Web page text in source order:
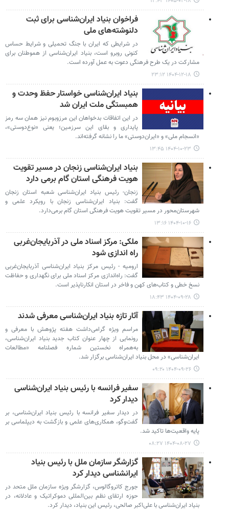
فراخوان بنیاد ایران‌شناسی برای ثبت
دلنوشته‌های ملی
در شرایطی که ایران با جنگ تحمیلی و شرایط حساس
کنونی روبرو است، بنیاد ایران‌شناسی از هموطنان برای
مشارکت در یک طرح فرهنگی دعوت به عمل آورده است.
۱۴۰۴-۱۲-۱۸ ۲۳:۱۲
بنیاد ایران‌شناسی خواستار حفظ وحدت و
همبستگی ملت ایران شد
در این اتفاقات بدخواهان این مرزوبوم نیز همان سه رمز
پایداری و بقای این سرزمین؛ یعنی «نوع‌دوستی»،
«انسجام ملی» و «ایران‌دوستی» ما را نشانه گرفته‌اند.
۱۴۰۴-۱۰-۲۳ ۱۳:۴۵
بنیاد ایران‌شناسی زنجان در مسیر تقویت
هویت فرهنگی استان گام برمی دارد
زنجان- رئیس بنیاد ایران‌شناسی شعبه استان زنجان
گفت: بنیاد ایران‌شناسی زنجان با رویکرد علمی و
شهرستان‌محور در مسیر تقویت هویت فرهنگی استان گام برمی‌دارد.
۱۴۰۴-۱۰-۱۶ ۱۳:۱۶
ملکی: مرکز اسناد ملی در آذربایجان‌غربی
راه اندازی شود
ارومیه - رئیس مرکز بنیاد ایران‌شناسی آذربایجان‌غربی
گفت: راه‌اندازی مرکز اسناد ملی برای نگهداری و حفاظت
نسخ خطی و کتاب‌های کهن و فاخر در استان انکارناپذیر است.
۱۴۰۴-۰۹-۲۸ ۱۸:۴۳
آثار تازه بنیاد ایران‌شناسی معرفی شدند
مراسم ویژه گرامی‌داشت هفته پژوهش با معرفی و
رونمایی از چهار عنوان کتاب جدید بنیاد ایران‌شناسی،
به‌همراه نخستین شماره فصلنامه «مطالعات
ایران‌شناسی» در محل بنیاد ایران‌شناسی برگزار شد.
۱۴۰۴-۰۹-۲۶ ۰۹:۲۰
سفیر فرانسه با رئیس بنیاد ایران‌شناسی
دیدار کرد
در دیدار سفیر فرانسه با رئیس بنیاد ایران‌شناسی، بر
گفت‌وگو، همکاری‌های علمی و بازگشت به دیپلماسی بر
پایه واقعیت‌ها تاکید شد.
۱۴۰۴-۰۸-۲۷ ۰۸:۲۷
گزارشگر سازمان ملل با رئیس بنیاد
ایرانشناسی دیدار کرد
جورج کاتروگالوس، گزارشگر ویژه سازمان ملل متحد در
حوزه ارتقای نظم بین‌المللی دموکراتیک و عادلانه، در
بنیاد ایران‌شناسی با علی‌اکبر صالحی، رئیس این بنیاد، دیدار کرد.